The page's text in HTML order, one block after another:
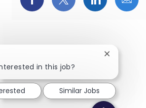
in this job?
Close
Similar Jobs